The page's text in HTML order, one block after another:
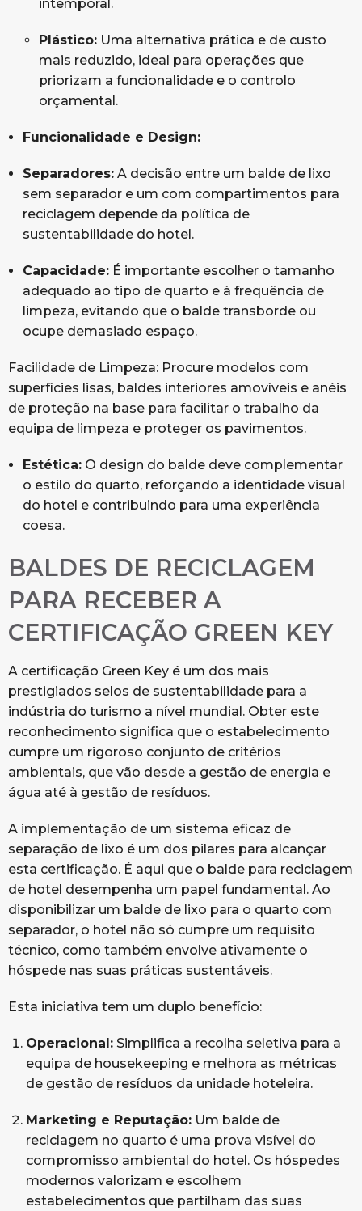
intemporal.
Plástico:Uma alternativa prática e de custo
mais reduzido, ideal para operações que
priorizam a funcionalidade e o controlo
orçamental.
Funcionalidade e Design:
Separadores:A decisão entre um balde de lixo
sem separador e um com compartimentos para
reciclagem depende da política de
sustentabilidade do hotel.
Capacidade:É importante escolher o tamanho
adequado ao tipo de quarto e à frequência de
limpeza, evitando que o balde transborde ou
ocupe demasiado espaço.
Facilidade de Limpeza: Procure modelos com
superfícies lisas, baldes interiores amovíveis e anéis
de proteção na base para facilitar o trabalho da
equipa de limpeza e proteger os pavimentos.
Estética:O design do balde deve complementar
o estilo do quarto, reforçando a identidade visual
do hotel e contribuindo para uma experiência
coesa.
BALDES DE RECICLAGEM
PARA RECEBER A
CERTIFICAÇÃO GREEN KEY
A certificação Green Key é um dos mais
prestigiados selos de sustentabilidade para a
indústria do turismo a nível mundial. Obter este
reconhecimento significa que o estabelecimento
cumpre um rigoroso conjunto de critérios
ambientais, que vão desde a gestão de energia e
água até à gestão de resíduos.
A implementação de um sistema eficaz de
separação de lixo é um dos pilares para alcançar
esta certificação. É aqui que o balde para reciclagem
de hotel desempenha um papel fundamental. Ao
disponibilizar um balde de lixo para o quarto com
separador, o hotel não só cumpre um requisito
técnico, como também envolve ativamente o
hóspede nas suas práticas sustentáveis.
Esta iniciativa tem um duplo benefício:
Operacional: Simplifica a recolha seletiva para a
equipa de housekeeping e melhora as métricas
de gestão de resíduos da unidade hoteleira.
Marketing e Reputação: Um balde de
reciclagem no quarto é uma prova visível do
compromisso ambiental do hotel. Os hóspedes
modernos valorizam e escolhem
estabelecimentos que partilham das suas